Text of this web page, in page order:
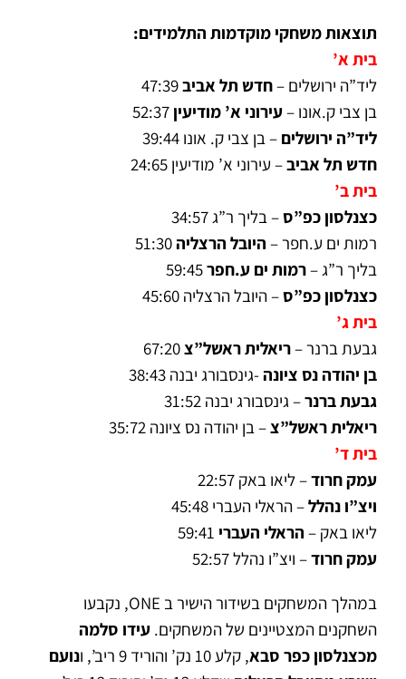
תוצאות משחקי מוקדמות התלמידים:
בית א’
ליד”ה ירושלים –חדש תל אביב
בן צבי ק.אונו –עירוני א’ מודיעין
ליד”ה ירושלים – בן צבי ק. אונו 39:44
חדש תל אביב– עירוני א’ מודיעין 24:65
בית ב’
כצנלסון כפ”ס– בליך ר”ג 34:57
רמות ים ע.חפר – היובל הרצליה
בליך ר”ג –רמות ים ע.חפר
כצנלסון כפ”ס– היובל הרצליה 45:60
בית ג’
גבעת ברנר –ריאלית ראשל”צ
בן יהודה נס ציונה -גינסבורג יבנה 38:43
גבעת ברנר– גינסבורג יבנה 31:52
ריאלית ראשל”צ– בן יהודה נס ציונה 35:72
בית ד’
עמק חרוד– ליאו באק 22:57
ויצ”ו נהלל– הראלי העברי 45:48
ליאו באק – הראלי העברי
עמק חרוד– ויצ”ו נהלל 52:57
במהלך המשחקים בשידור הישיר ב ONE, נקבעו
השחקנים המצטיינים של המשחקים. עידו סלמה
מכצנלסון כפר סבא, קלע 10 נק’ והוריד 9 ריב’, ו
נועם